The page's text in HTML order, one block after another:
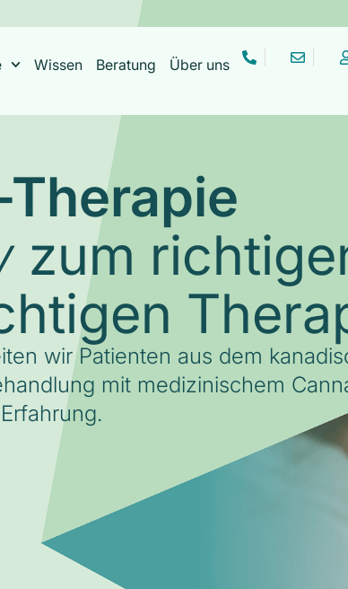
Wissen Beratung Über uns
zum
wir Patienten aus dem
mit medizinischem